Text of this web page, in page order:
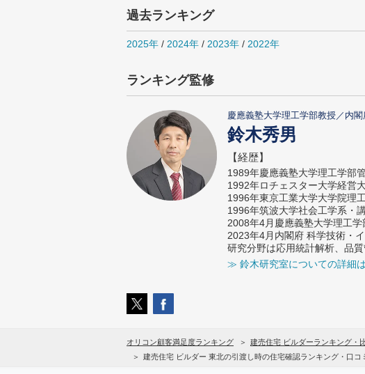
過去ランキング
2025年 / 2024年 / 2023年 / 2022年
ランキング監修
慶應義塾大学理工学部教授／内
鈴木秀男
【経歴】
1989年慶應義塾大学理工学部
1992年ロチェスター大学経営
1996年東京工業大学大学院理
1996年筑波大学社会工学系・
2008年4月慶應義塾大学理工
2023年4月内閣府 科学技術・
研究分野は応用統計解析、品質
≫ 鈴木研究室についての詳細
オリコン顧客満足度ランキング 建売住宅 ビルダーランキング・
建売住宅 ビルダー 東北の引渡し時の住宅確認ランキング・口コ